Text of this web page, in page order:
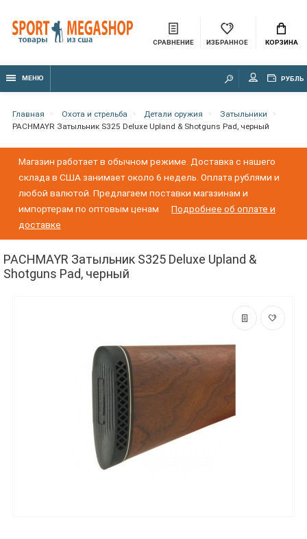
СРАВНЕНИЕ ИЗБРАННОЕ КОРЗИНА
МЕНЮ РУБЛЬ
Главная Охота и стрельба Детали оружия
Затыльники
PACHMAYR Затыльник S325 Deluxe Upland & Shotguns Pad, черный
Магазин работает в обычном режиме. Доставка с нашего
склада в США занимает около 6 недель. Оплата рублями и
любой валютой. Предлагаем поставки магазинам и
импортерам по оптовым ценам
Подробнее об оплате и
доставке
PACHMAYR Затыльник S325 Deluxe Upland &
Shotguns Pad, черный